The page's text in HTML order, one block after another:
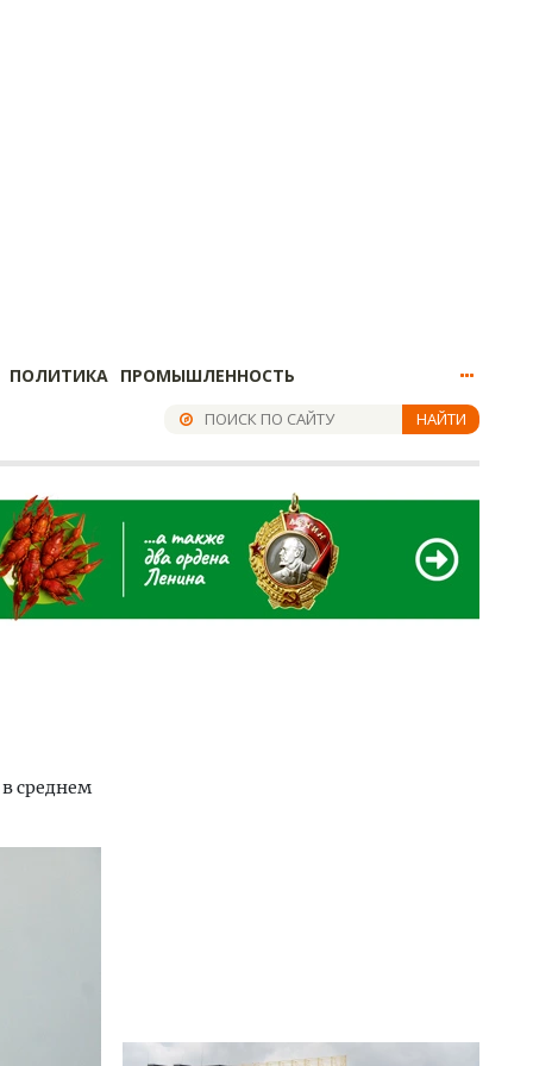
ПОЛИТИКА ПРОМЫШЛЕННОСТЬ
НАЙТИ
среднем